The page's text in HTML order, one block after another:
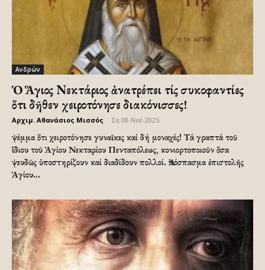
Ανδρών
Ὁ Ἅγιος Νεκτάριος ἀνατρέπει τίς συκοφαντίες
ὅτι δῆθεν χειροτόνησε διακόνισσες!
Αρχιμ. Αθανάσιος Μισσός Σα 08-Νοέ-2025
ψέμμα ὅτι χειροτόνησε γυναῖκες καί δή μοναχές! Τά γραπτά τοῦ
ἴδιου τοῦ Ἁγίου Νεκταρίου Πενταπόλεως, κονιορτοποιοῦν ὅσα
ψευδῶς ὑποστηρίζουν καί διαδίδουν πολλοί. Ἀπόσπασμα ἐπιστολῆς
Ἁγίου...